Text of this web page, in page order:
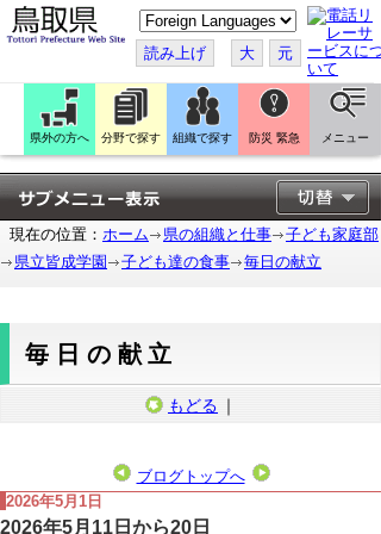
こ
の
ペ
ー
ジ
翻
訳
す
る
読み上げ 大 元
県外の方へ 分野で探す 組織で探す 防災 緊急 メニュー
現在の位置： ホーム 県の組織と仕事
子ども家庭部
県立皆成学園
子ども達の食事 毎日の献立
毎日の献立
もどる ｜
ブログトップへ
2026年5月1日
2026年5月11日から20日